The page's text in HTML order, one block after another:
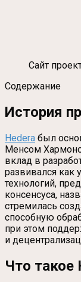
Сайт
Содержание
История
Hedera был
Менсом
вклад в
развивался как
технологий,
консенсуса,
стремилась
способную
при этом
и
Что такое